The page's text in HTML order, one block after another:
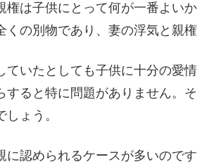
権は子供にとって何が一番よい
の別物であり、妻の浮気と親
ていたとしても子供に十分の愛
すると特に問題がありません。
ょう。
に認められるケースが多いので